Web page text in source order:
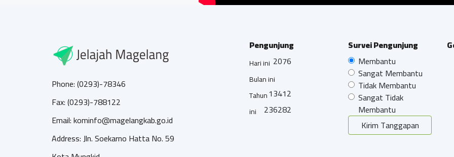
Phone: (0293)-78346
Fax: (0293)-788122
Email: kominfo@magelangkab.go.id
Address: Jln. Soekarno Hatta No. 59
Pengunjung
Hari ini 2076
Bulan ini
13412
Tahun
ini
236282
Survei Pengunjung
Membantu
Sangat Membantu
Tidak Membantu
Sangat Tidak
Membantu
Kirim Tanggapan